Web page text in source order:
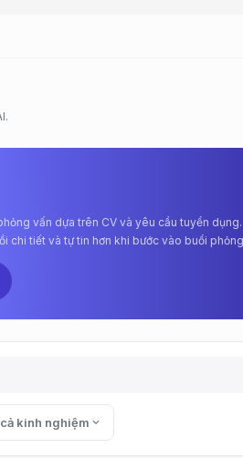
vấn dựa trên CV và yêu cầu tuyển dụng.
chi tiết và tự tin hơn khi bước vào buổi
kinh nghiệm expand_more